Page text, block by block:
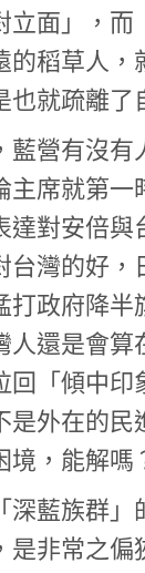
立面」，而
的稻草人
也就疏離了
藍營有沒
主席就第
達對安倍
台灣的好
打政府降半
人還是會
回「傾中
是外在的
境，能解嗎
深藍族群
是非常之偏